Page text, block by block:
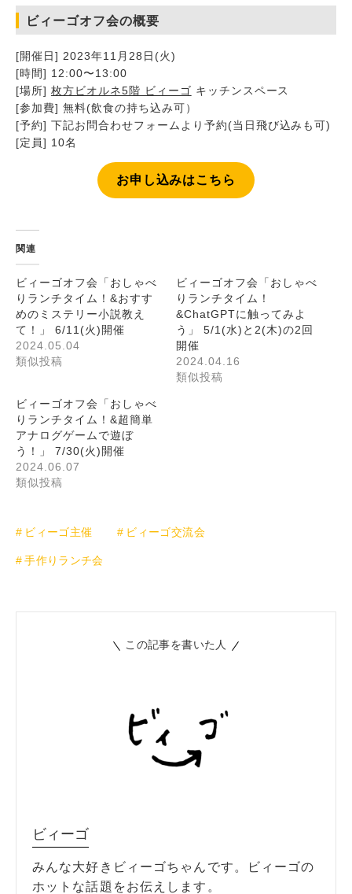
ビィーゴオフ会の概要
[開催日] 2023年11月28日(火)
[時間] 12:00〜13:00
[場所] 枚方ビオルネ5階 ビィーゴ キッチンスペース
[参加費] 無料(飲食の持ち込み可）
[予約] 下記お問合わせフォームより予約(当日飛び込みも可)
[定員] 10名
お申し込みはこちら
関連
ビィーゴオフ会「おしゃべ
りランチタイム！&おすす
めのミステリー小説教え
て！」 6/11(火)開催
2024.05.04
類似投稿
ビィーゴオフ会「おしゃべ
りランチタイム！
&ChatGPTに触ってみよ
う」 5/1(水)と2(木)の2回
開催
2024.04.16
類似投稿
ビィーゴオフ会「おしゃべ
りランチタイム！&超簡単
アナログゲームで遊ぼ
う！」 7/30(火)開催
2024.06.07
類似投稿
ビィーゴ主催 ビィーゴ交流会
手作りランチ会
この記事を書いた人
ビィーゴ
みんな大好きビィーゴちゃんです。ビィーゴの
ホットな話題をお伝えします。